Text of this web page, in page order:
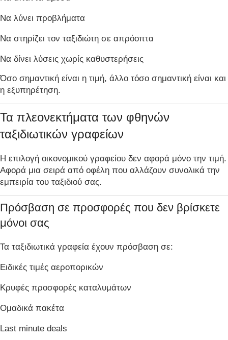
Να λύνει προβλήματα
Να στηρίζει τον ταξιδιώτη σε απρόοπτα
Να δίνει λύσεις χωρίς καθυστερήσεις
Όσο σημαντική είναι η τιμή, άλλο τόσο σημαντική είναι και
η εξυπηρέτηση.
Τα πλεονεκτήματα των φθηνών
ταξιδιωτικών γραφείων
Η επιλογή οικονομικού γραφείου δεν αφορά μόνο την τιμή.
Αφορά μια σειρά από οφέλη που αλλάζουν συνολικά την
εμπειρία του ταξιδιού σας.
Πρόσβαση σε προσφορές που δεν βρίσκετε
μόνοι σας
Τα ταξιδιωτικά γραφεία έχουν πρόσβαση σε:
Ειδικές τιμές αεροπορικών
Κρυφές προσφορές καταλυμάτων
Ομαδικά πακέτα
Last minute deals